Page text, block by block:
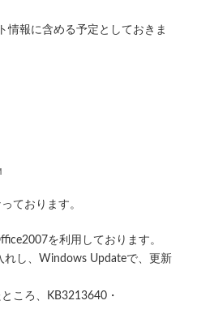
情報に含める予定としておきま
ております。
を利用しております。
れし、Windows Updateで、更新
ころ、KB3213640・